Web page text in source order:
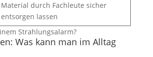
Material durch Fachleute sicher
entsorgen lassen
Strahlungsalarm?
Was kann man im Alltag